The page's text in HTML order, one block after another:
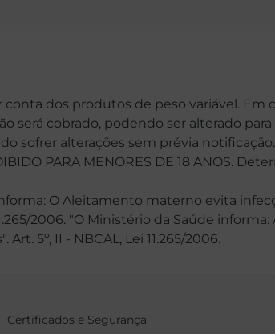
dos produtos de peso variável.
será cobrado, podendo ser alterado
sofrer alterações sem prévia
PARA MENORES DE 18 ANOS.
O Aleitamento materno evita
2006. "O Ministério da Saúde
5º, II - NBCAL, Lei 11.265/2006.
Certificados e Segurança